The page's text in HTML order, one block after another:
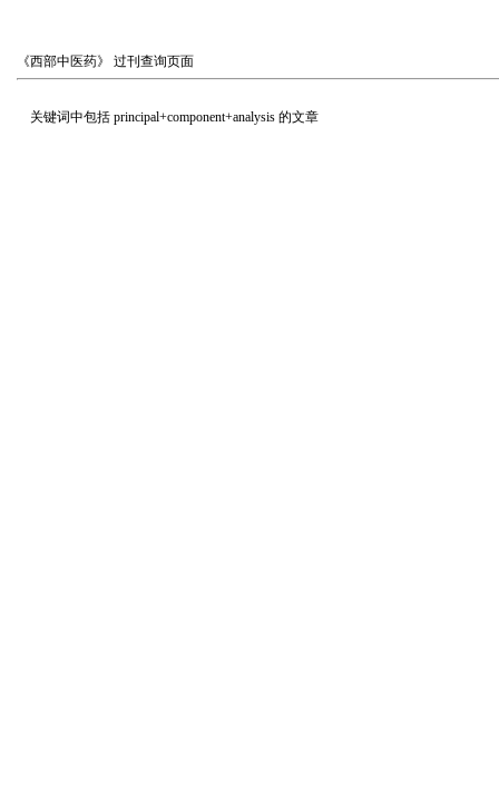
《西部中医药》 过刊查询页面
关键词中包括 principal+component+analysis 的文章